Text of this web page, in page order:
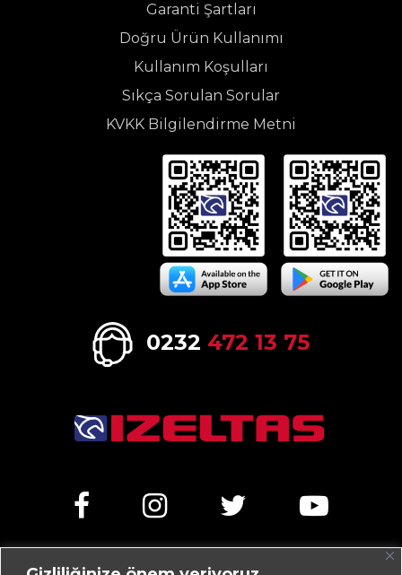
Garanti Şartları
Doğru Ürün Kullanımı
Kullanım Koşulları
Sıkça Sorulan Sorular
KVKK Bilgilendirme Metni
0232 472 13 75